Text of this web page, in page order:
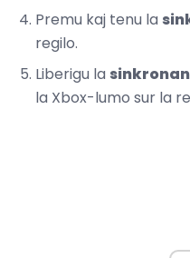
Premu kaj tenu la
regilo.
Liberigu la
la Xbox-lumo sur la